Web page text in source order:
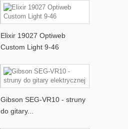
Elixir 19027 Optiweb
Custom Light 9-46
Gibson SEG-VR10 - struny
do gitary...